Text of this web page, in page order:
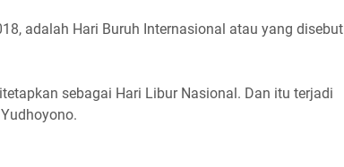
adalah Hari Buruh Internasional atau yang disebut
sebagai Hari Libur Nasional. Dan itu terjadi